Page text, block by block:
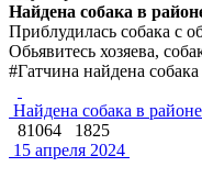
Найдена собака в
Приблудилась собака с
Обьявитесь хозяева,
#Гатчина найдена
Найдена собака в
81064
1825
15 апреля 2024